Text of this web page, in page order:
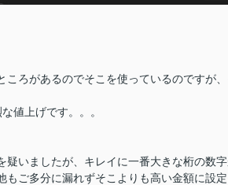
ろがあるのでそこを使っているのですが
値上げです。。。
いましたが、キレイに一番大きな桁の数
ご多分に漏れずそこよりも高い金額に設定